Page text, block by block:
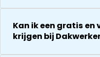
Kan ik een gratis
krijgen bij